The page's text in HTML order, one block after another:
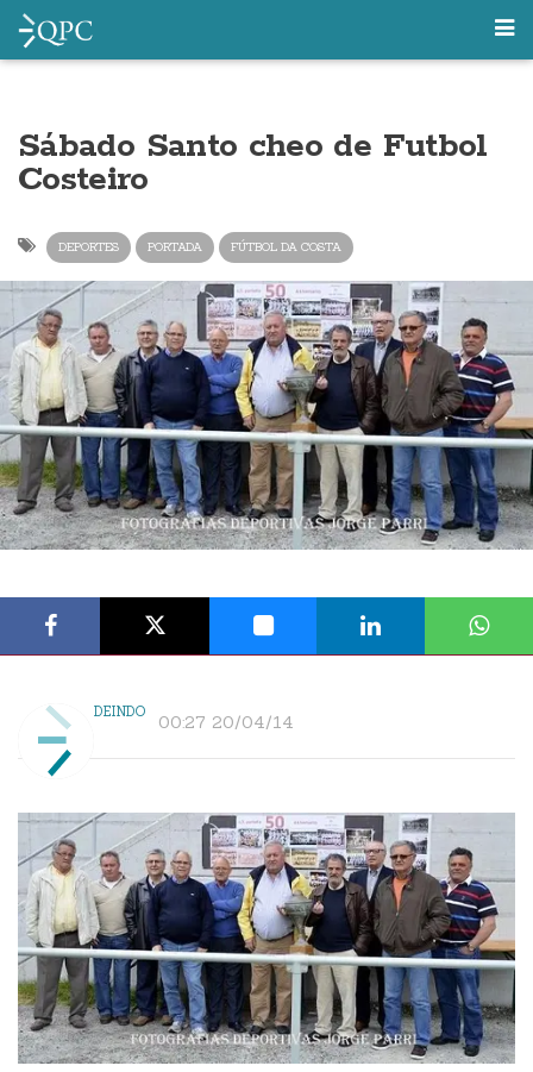
Sábado Santo cheo de Futbol
Costeiro
DEPORTES PORTADA FÚTBOL DA COSTA
DEINDO 00:27 20/04/14